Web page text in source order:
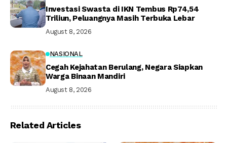
Investasi Swasta di IKN Tembus Rp74,54
Triliun, Peluangnya Masih Terbuka Lebar
August 8, 2026
NASIONAL
Cegah Kejahatan Berulang, Negara Siapkan
Warga Binaan Mandiri
August 8, 2026
Related Articles